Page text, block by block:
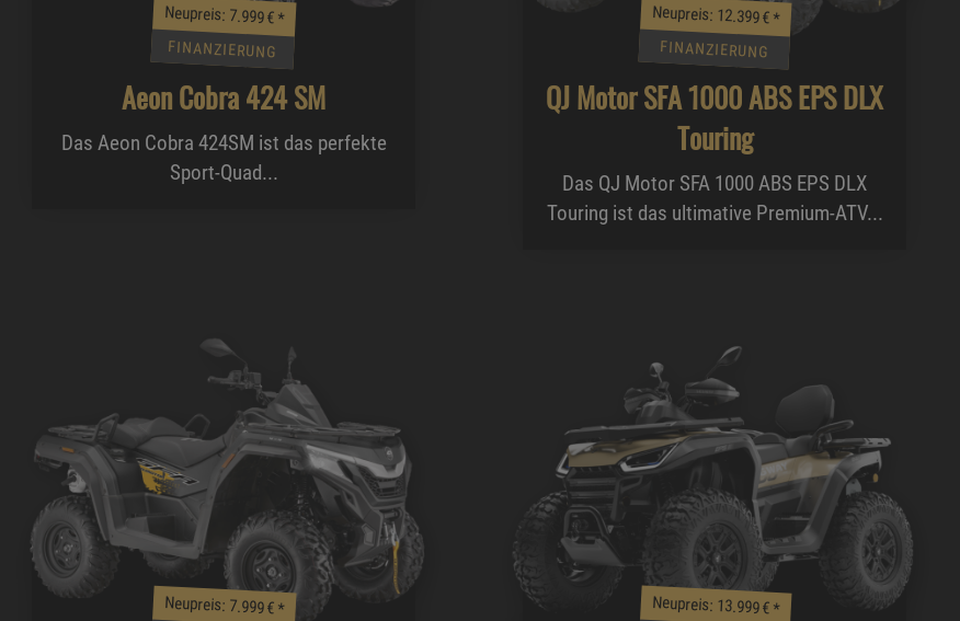
Neupreis: 7.999 €*
FINANZIERUNG
Aeon Cobra 424 SM
Das Aeon Cobra 424SM ist das perfekte
Sport-Quad...
Neupreis: 12.399 € *
FINANZIERUNG
QJ Motor SFA 1000 ABS EPS DLX
Touring
Das QJ Motor SFA 1000 ABS EPS DLX
Touring ist das ultimative Premium-ATV...
Neupreis: 7.999 €* Neupreis: 13.999 € *